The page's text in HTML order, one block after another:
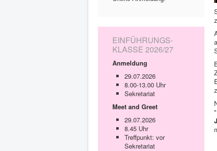
EINFÜHRUNGS-
KLASSE 2026/27
Anmeldung
29.07.2026
8.00-13.00 Uhr
Sekretariat
Meet and Greet
29.07.2026
8.45 Uhr
Treffpunkt: vor
Sekretariat